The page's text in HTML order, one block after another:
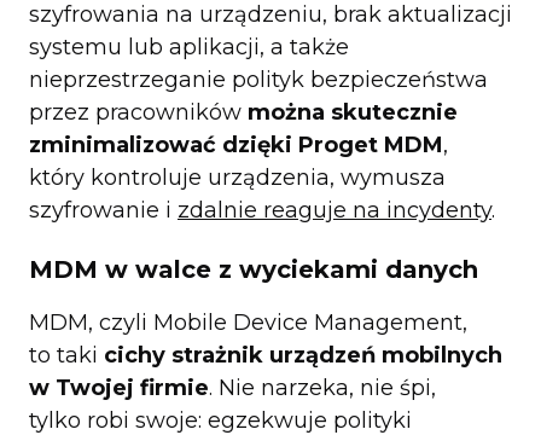
szyfrowania na urządzeniu, brak aktualizacji
systemu lub aplikacji, a także
nieprzestrzeganie polityk bezpieczeństwa
przez pracowników można skutecznie
zminimalizować dzięki Proget MDM,
który kontroluje urządzenia, wymusza
szyfrowanie i zdalnie reaguje na incydenty.
MDM w walce z wyciekami danych
MDM, czyli Mobile Device Management,
to taki cichy strażnik urządzeń mobilnych
w Twojej firmie. Nie narzeka, nie śpi,
tylko robi swoje: egzekwuje polityki